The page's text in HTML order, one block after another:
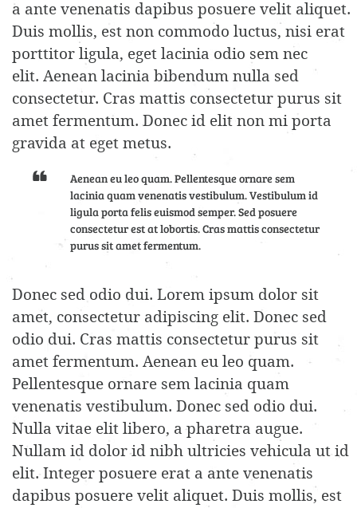
a ante venenatis dapibus posuere velit aliquet.
Duis mollis, est non commodo luctus, nisi erat
porttitor ligula, eget lacinia odio sem nec
elit. Aenean lacinia bibendum nulla sed
consectetur. Cras mattis consectetur purus sit
amet fermentum. Donec id elit non mi porta
gravida at eget metus.
Aenean eu leo quam. Pellentesque ornare sem
lacinia quam venenatis vestibulum. Vestibulum id
ligula porta felis euismod semper. Sed posuere
consectetur est at lobortis. Cras mattis consectetur
purus sit amet fermentum.
Donec sed odio dui. Lorem ipsum dolor sit
amet, consectetur adipiscing elit. Donec sed
odio dui. Cras mattis consectetur purus sit
amet fermentum. Aenean eu leo quam.
Pellentesque ornare sem lacinia quam
venenatis vestibulum. Donec sed odio dui.
Nulla vitae elit libero, a pharetra augue.
Nullam id dolor id nibh ultricies vehicula ut id
elit. Integer posuere erat a ante venenatis
dapibus posuere velit aliquet. Duis mollis, est